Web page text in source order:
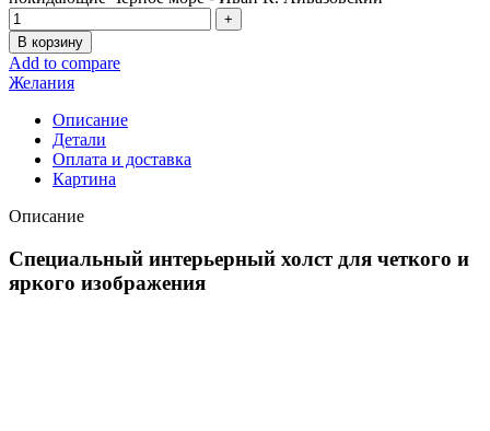
В корзину
Add to compare
Желания
Описание
Детали
Оплата и доставка
Картина
Описание
Специальный интерьерный холст для четкого и
яркого изображения